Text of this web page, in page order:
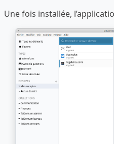
Une fois installée,